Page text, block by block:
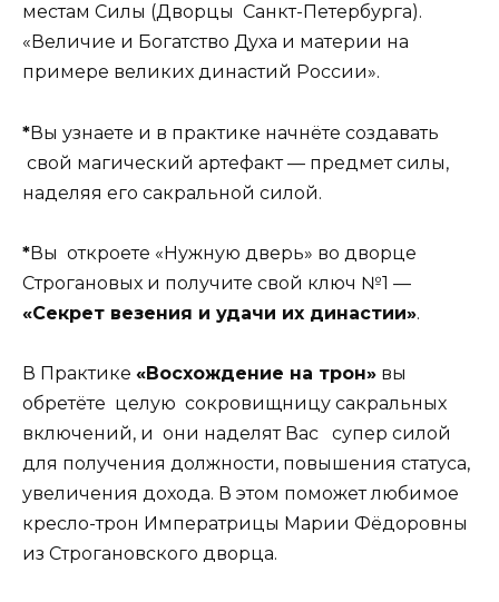
местам Силы (Дворцы Санкт-Петербурга).
«Величие и Богатство Духа и материи на
примере великих династий России».
*Вы узнаете и в практике начнёте создавать
свой магический артефакт — предмет силы,
наделяя его сакральной силой.
*Вы откроете «Нужную дверь» во дворце
Строгановых и получите свой ключ №1 —
«Секрет везения и удачи их династии».
В Практике «Восхождение на трон» вы
обретёте целую сокровищницу сакральных
включений, и они наделят Вас супер силой
для получения должности, повышения статуса,
увеличения дохода. В этом поможет любимое
кресло-трон Императрицы Марии Фёдоровны
из Строгановского дворца.